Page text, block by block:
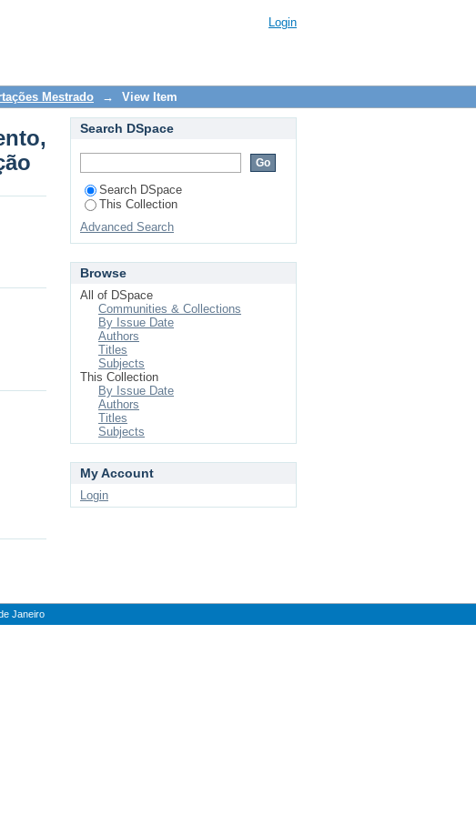
e utilização em um
Login
Mestrado → View Item
Search DSpace
Search DSpace
This Collection
Advanced Search
Browse
All of DSpace
Communities & Collections
By Issue Date
Authors
Titles
Subjects
This Collection
By Issue Date
Authors
Titles
Subjects
My Account
Login
Janeiro